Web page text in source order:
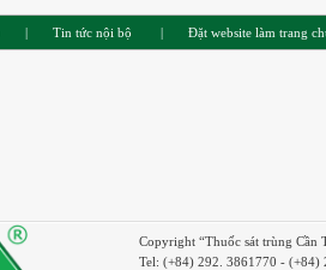
| Tin tức nội bộ | Đặt website làm trang
Copyright “Thuốc sát trùng Cần
Tel: (+84) 292. 3861770 - (+84)